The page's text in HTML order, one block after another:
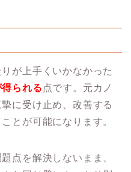
が上手くいかなかった
られる 点です。元カノ
に受け止め、改善する
とが可能になります。
点を解決しないまま、